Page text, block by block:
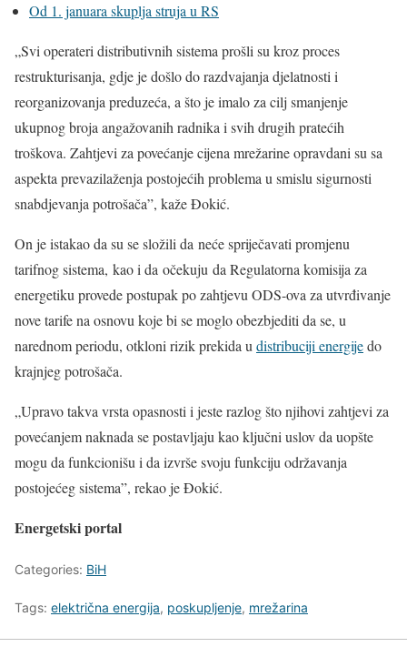
Od 1. januara skuplja struja u RS
„Svi operateri distributivnih sistema prošli su kroz proces
restrukturisanja, gdje je došlo do razdvajanja djelatnosti i
reorganizovanja preduzeća, a što je imalo za cilj smanjenje
ukupnog broja angažovanih radnika i svih drugih pratećih
troškova. Zahtjevi za povećanje cijena mrežarine opravdani su sa
aspekta prevazilaženja postojećih problema u smislu sigurnosti
snabdjevanja potrošača”, kaže Đokić.
On je istakao da su se složili da neće spriječavati promjenu
tarifnog sistema, kao i da očekuju da Regulatorna komisija za
energetiku provede postupak po zahtjevu ODS-ova za utvrđivanje
nove tarife na osnovu koje bi se moglo obezbjediti da se, u
narednom periodu, otkloni rizik prekida udistribuciji energijedo
krajnjeg potrošača.
„Upravo takva vrsta opasnosti i jeste razlog što njihovi zahtjevi za
povećanjem naknada se postavljaju kao ključni uslov da uopšte
mogu da funkcionišu i da izvrše svoju funkciju održavanja
postojećeg sistema”, rekao je Đokić.
Energetski portal
Categories: BiH
Tags: električna energija, poskupljenje, mrežarina